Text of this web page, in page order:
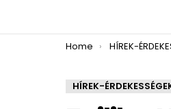
You are here:
Home HÍREK-
HÍREK-